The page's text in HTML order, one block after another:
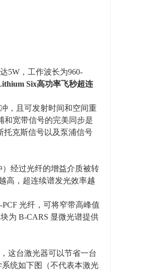
5W ，工作波长为960-
Six高功率飞秒超连
，且可发射时间和空间重
和宽带信号的完美同步是
托克斯信号以及泵浦信号
经过光纤的增益介质被转
高，超连续谱发光效率越
光纤，可将窄带高峰值
为 B-CARS 显微光谱提供
这台激光器可以节省一台
系统如下图（不代表本激光